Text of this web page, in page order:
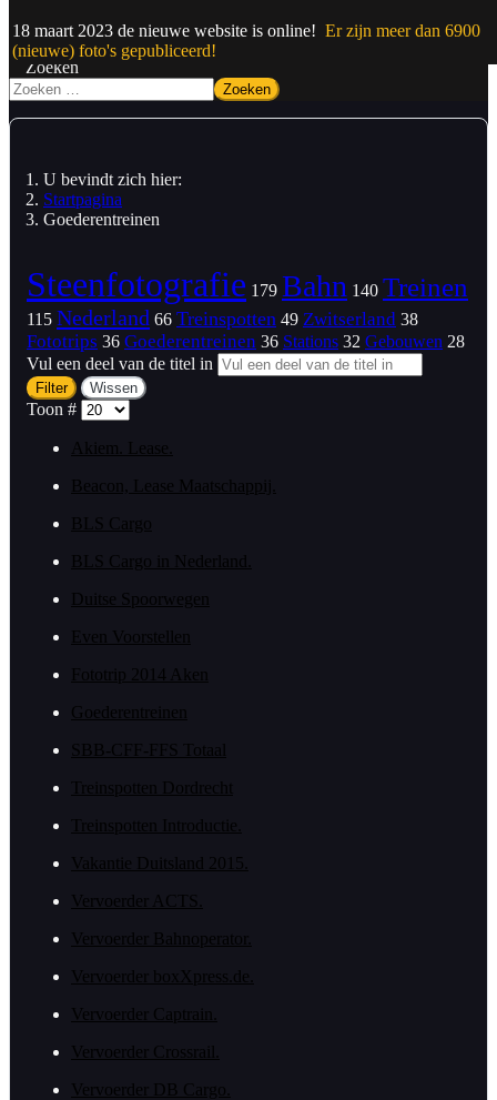
Zoeken
Zoeken
18 maart 2023 de nieuwe website is online! Er zijn meer dan 6900
(nieuwe) foto's gepubliceerd!
U bevindt zich hier:
Startpagina
Goederentreinen
Steenfotografie 179 Bahn 140 Treinen
115 Nederland 66 Treinspotten 49 Zwitserland 38
Fototrips 36 Goederentreinen 36 Stations 32 Gebouwen 28
Vul een deel van de titel in
Filter Wissen
Toon #
Akiem. Lease.
Beacon, Lease Maatschappij.
BLS Cargo
BLS Cargo in Nederland.
Duitse Spoorwegen
Even Voorstellen
Fototrip 2014 Aken
Goederentreinen
SBB-CFF-FFS Totaal
Treinspotten Dordrecht
Treinspotten Introductie.
Vakantie Duitsland 2015.
Vervoerder ACTS.
Vervoerder Bahnoperator.
Vervoerder boxXpress.de.
Vervoerder Captrain.
Vervoerder Crossrail.
Vervoerder DB Cargo.